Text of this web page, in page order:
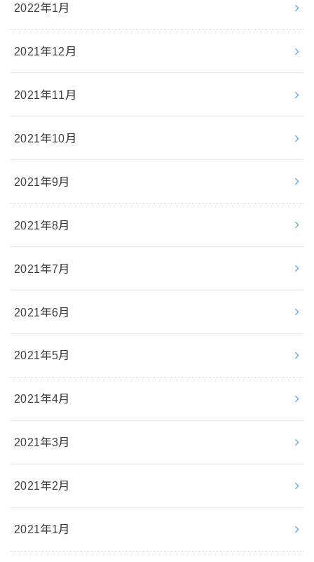
2022年1月
2021年12月
2021年11月
2021年10月
2021年9月
2021年8月
2021年7月
2021年6月
2021年5月
2021年4月
2021年3月
2021年2月
2021年1月